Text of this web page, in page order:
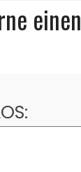
einen